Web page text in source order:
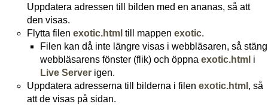
Uppdatera adressen till bilden med en ananas, så att
den visas.
Flytta filen exotic.html till mappen exotic.
Filen kan då inte längre visas i webbläsaren, så stäng
webbläsarens fönster (flik) och öppnaexotic.html i
Live Server igen.
Uppdatera adresserna till bilderna i filen exotic.html , så
att de visas på sidan.